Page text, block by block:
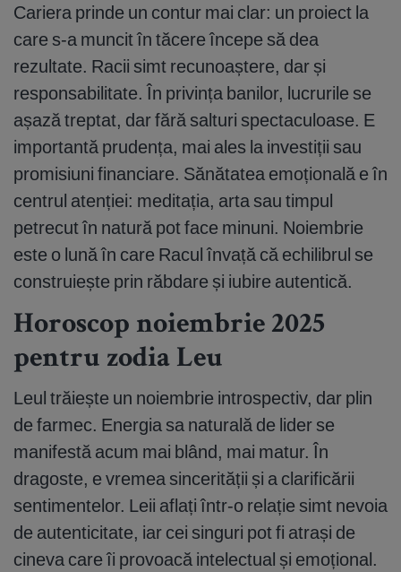
Cariera prinde un contur mai clar: un proiect la
care s-a muncit în tăcere începe să dea
rezultate. Racii simt recunoaștere, dar și
responsabilitate. În privința banilor, lucrurile se
așază treptat, dar fără salturi spectaculoase. E
importantă prudența, mai ales la investiții sau
promisiuni financiare. Sănătatea emoțională e în
centrul atenției: meditația, arta sau timpul
petrecut în natură pot face minuni. Noiembrie
este o lună în care Racul învață că echilibrul se
construiește prin răbdare și iubire autentică.
Horoscop noiembrie 2025
pentru zodia Leu
Leul trăiește un noiembrie introspectiv, dar plin
de farmec. Energia sa naturală de lider se
manifestă acum mai blând, mai matur. În
dragoste, e vremea sincerității și a clarificării
sentimentelor. Leii aflați într-o relație simt nevoia
de autenticitate, iar cei singuri pot fi atrași de
cineva care îi provoacă intelectual și emoțional.